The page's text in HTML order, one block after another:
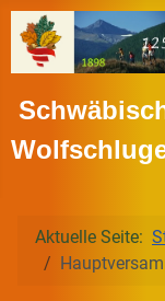
Aktuelle Seite: